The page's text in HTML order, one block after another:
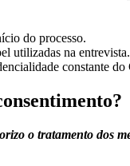
do processo.
utilizadas na entrevista.
constante
o tratamento dos